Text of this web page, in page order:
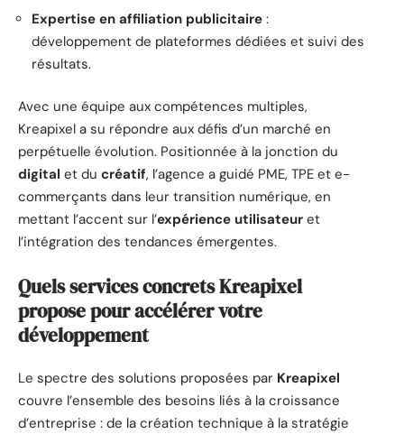
Expertise en affiliation publicitaire :
développement de plateformes dédiées et suivi des
résultats.
Avec une équipe aux compétences multiples,
Kreapixel a su répondre aux défis d’un marché en
perpétuelle évolution. Positionnée à la jonction du
digital et du créatif, l’agence a guidé PME, TPE et e-
commerçants dans leur transition numérique, en
mettant l’accent sur l’expérience utilisateur et
l’intégration des tendances émergentes.
Quels services concrets Kreapixel
propose pour accélérer votre
développement
Le spectre des solutions proposées par Kreapixel
couvre l’ensemble des besoins liés à la croissance
d’entreprise : de la création technique à la stratégie